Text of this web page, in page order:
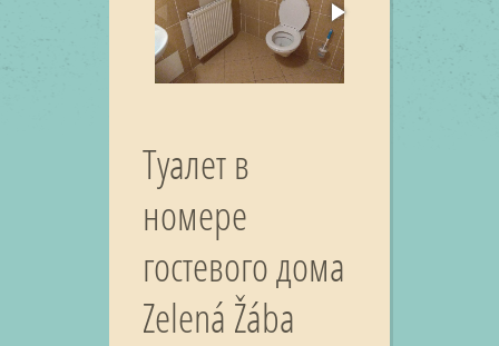
Туалет в
номере
гостевого дома
Zelená Žába